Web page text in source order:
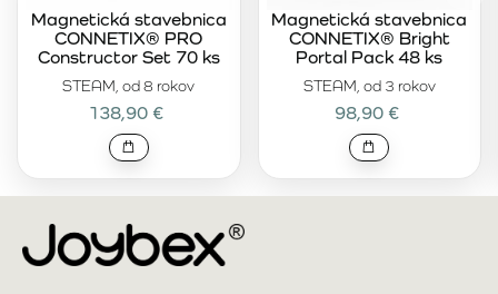
STEAM, od 8 rokov
Magnetická stavebnica
CONNETIX® PRO
Constructor Set 70 ks
138,90 €
STEAM, od 3 rokov
Magnetická stavebnica
CONNETIX® Bright
Portal Pack 48 ks
98,90 €